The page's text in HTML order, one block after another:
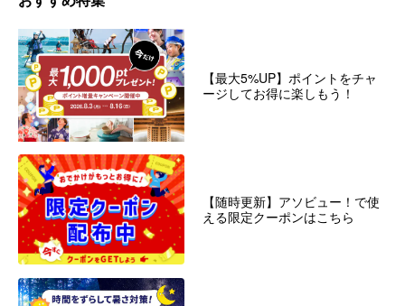
【最大5%UP】ポイントをチャ
ージしてお得に楽しもう！
【随時更新】アソビュー！で使
える限定クーポンはこちら